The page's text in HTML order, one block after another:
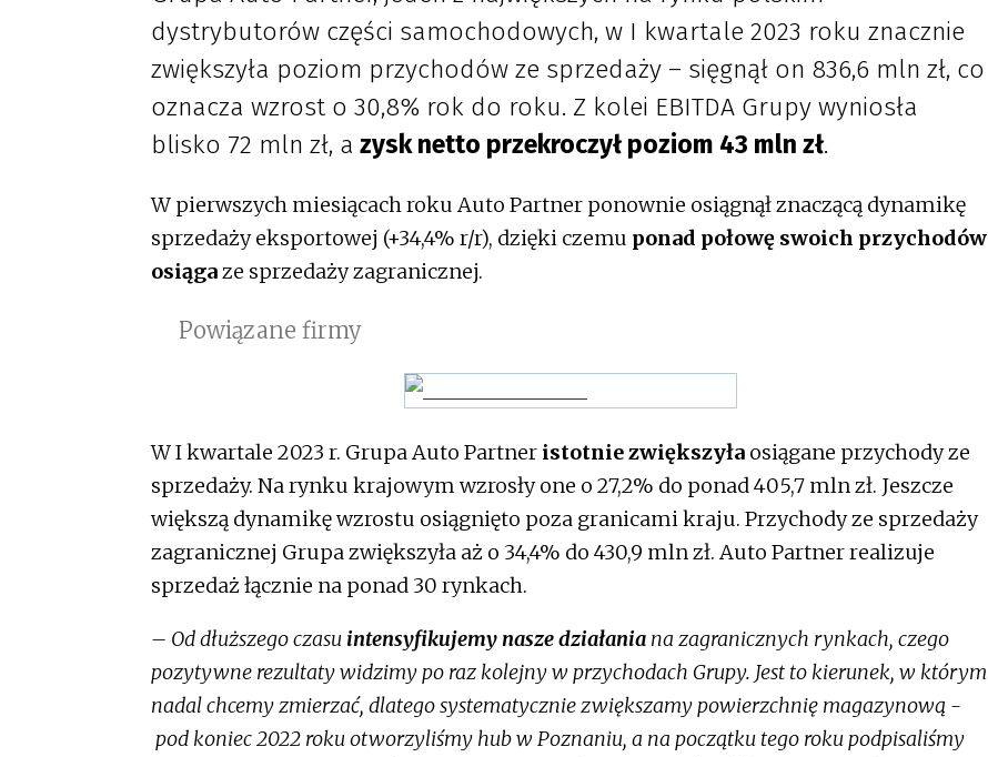
dystrybutorów części samochodowych, w I kwartale 2023 roku znacznie
zwiększyła poziom przychodów ze sprzedaży – sięgnął on 836,6 mln zł, co
oznacza wzrost o 30,8% rok do roku. Z kolei EBITDA Grupy wyniosła
blisko 72 mln zł, a zysk netto przekroczył poziom 43 mln zł.
W pierwszych miesiącach roku Auto Partner ponownie osiągnął znaczącą dynamikę
sprzedaży eksportowej (+34,4% r/r), dzięki czemu ponad połowę swoich przychodów
osiągaze sprzedaży zagranicznej.
Powiązane firmy
W I kwartale 2023 r. Grupa Auto Partner istotnie zwiększyła osiągane przychody ze
sprzedaży. Na rynku krajowym wzrosły one o 27,2% do ponad 405,7 mln zł. Jeszcze
większą dynamikę wzrostu osiągnięto poza granicami kraju. Przychody ze sprzedaży
zagranicznej Grupa zwiększyła aż o 34,4% do 430,9 mln zł. Auto Partner realizuje
sprzedaż łącznie na ponad 30 rynkach.
– Od dłuższego czasu intensyfikujemy nasze działania na zagranicznych rynkach, czego
pozytywne rezultaty widzimy po raz kolejny w przychodach Grupy. Jest to kierunek, w którym
nadal chcemy zmierzać, dlatego systematycznie zwiększamy powierzchnię magazynową -
pod koniec 2022 roku otworzyliśmy hub w Poznaniu, a na początku tego roku podpisaliśmy